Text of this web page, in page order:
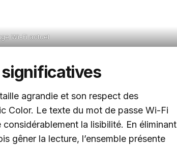
Wi-Fi actuel
agrandie et son respect des
Color. Le texte du mot de passe Wi-Fi
la lisibilité. En éliminant
gêner la lecture, l’ensemble présente